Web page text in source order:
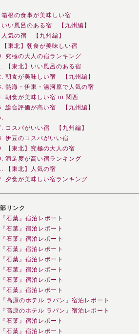
根の食事が美味しい宿
い風呂のある宿 【九州編】
気の宿 【九州編】
東北】朝食が美味しい宿
究極の大人の宿ランキング
【東北】いい風呂のある宿
朝食が美味しい宿 【九州編】
熱海・伊東・湯河原で人気の宿
朝食が美味しい宿 in 関西
総合評価が高い宿 【九州編】
コスパがいい宿 【九州編】
伊豆のコスパがいい宿
【東北】究極の大人の宿
満足度が高い宿ランキング
【東北】人気の宿
夕食が美味しい宿ランキング
リンク
『石葉』宿泊レポート
『石葉』宿泊レポート
『石葉』宿泊レポート
『石葉』宿泊レポート
『石葉』宿泊レポート
『石葉』宿泊レポート
『石葉』宿泊レポート
『石葉』宿泊レポート
『高原のホテル ラパン』宿泊レポート
『高原のホテル ラパン』宿泊レポート
『石葉』宿泊レポート
『石葉』宿泊レポート